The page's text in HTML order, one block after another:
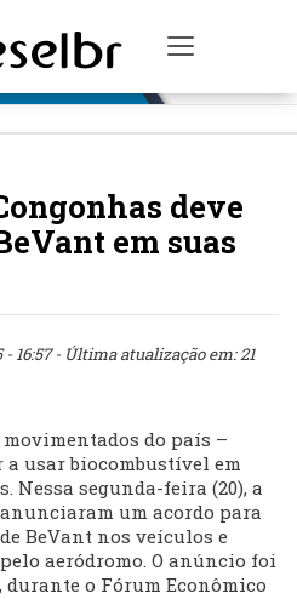
Toggle
deve
em suas
- 16:57- Última atualização em: 21
do país –
usar biocombustível em
Nessa segunda-feira (20), a
um acordo para
BeVant nos veículos e
aeródromo. O anúncio foi
durante o Fórum Econômico